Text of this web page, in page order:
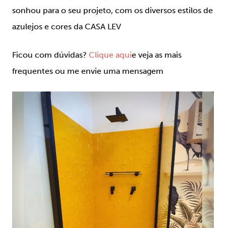
sonhou para o seu projeto, com os diversos estilos de
azulejos e cores da CASA LEV
Ficou com dúvidas? Clique aquie veja as mais
frequentes ou me envie uma mensagem